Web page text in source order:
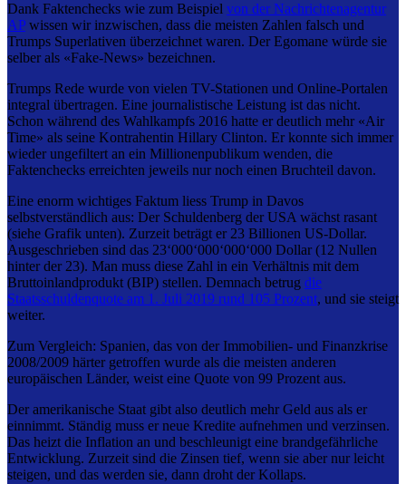
Dank Faktenchecks wie zum Beispiel von der Nachrichtenagentur
AP wissen wir inzwischen, dass die meisten Zahlen falsch und
Trumps Superlativen überzeichnet waren. Der Egomane würde sie
selber als «Fake-News» bezeichnen.
Trumps Rede wurde von vielen TV-Stationen und Online-Portalen
integral übertragen. Eine journalistische Leistung ist das nicht.
Schon während des Wahlkampfs 2016 hatte er deutlich mehr «Air
Time» als seine Kontrahentin Hillary Clinton. Er konnte sich immer
wieder ungefiltert an ein Millionenpublikum wenden, die
Faktenchecks erreichten jeweils nur noch einen Bruchteil davon.
Eine enorm wichtiges Faktum liess Trump in Davos
selbstverständlich aus: Der Schuldenberg der USA wächst rasant
(siehe Grafik unten). Zurzeit beträgt er 23 Billionen US-Dollar.
Ausgeschrieben sind das 23‘000‘000‘000‘000 Dollar (12 Nullen
hinter der 23). Man muss diese Zahl in ein Verhältnis mit dem
Bruttoinlandprodukt (BIP) stellen. Demnach betrug die
Staatsschuldenquote am 1. Juli 2019 rund 105 Prozent, und sie steigt
weiter.
Zum Vergleich: Spanien, das von der Immobilien- und Finanzkrise
2008/2009 härter getroffen wurde als die meisten anderen
europäischen Länder, weist eine Quote von 99 Prozent aus.
Der amerikanische Staat gibt also deutlich mehr Geld aus als er
einnimmt. Ständig muss er neue Kredite aufnehmen und verzinsen.
Das heizt die Inflation an und beschleunigt eine brandgefährliche
Entwicklung. Zurzeit sind die Zinsen tief, wenn sie aber nur leicht
steigen, und das werden sie, dann droht der Kollaps.